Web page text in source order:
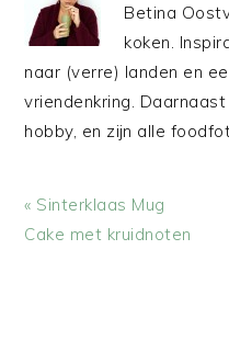
Betina
koken.
naar (verre) landen en
vriendenkring.
hobby, en zijn alle
Vorig
bericht:
« Sinterklaas Mug
Cake met kruidnoten